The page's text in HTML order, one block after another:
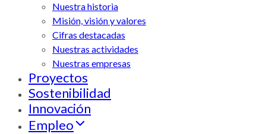
Nuestra historia
Misión, visión y valores
Cifras destacadas
Nuestras actividades
Nuestras empresas
Proyectos
Sostenibilidad
Innovación
Empleo